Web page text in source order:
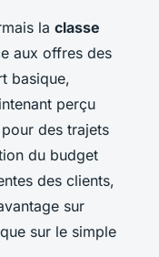
la classe
aux offres des
basique,
perçu
des trajets
du budget
des clients,
sur
sur le simple